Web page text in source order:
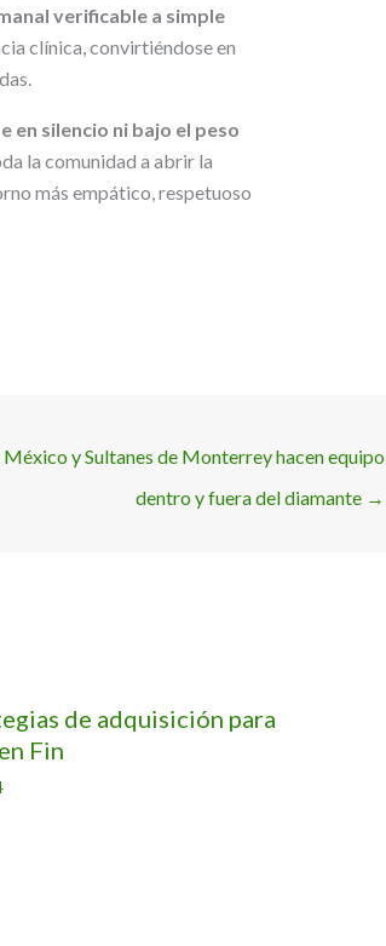
verificable a simple
clínica, convirtiéndose en
en silencio ni bajo el peso
la comunidad a abrir la
más empático, respetuoso
y Sultanes de Monterrey hacen equipo
dentro y fuera del diamante →
de adquisición para
Fin